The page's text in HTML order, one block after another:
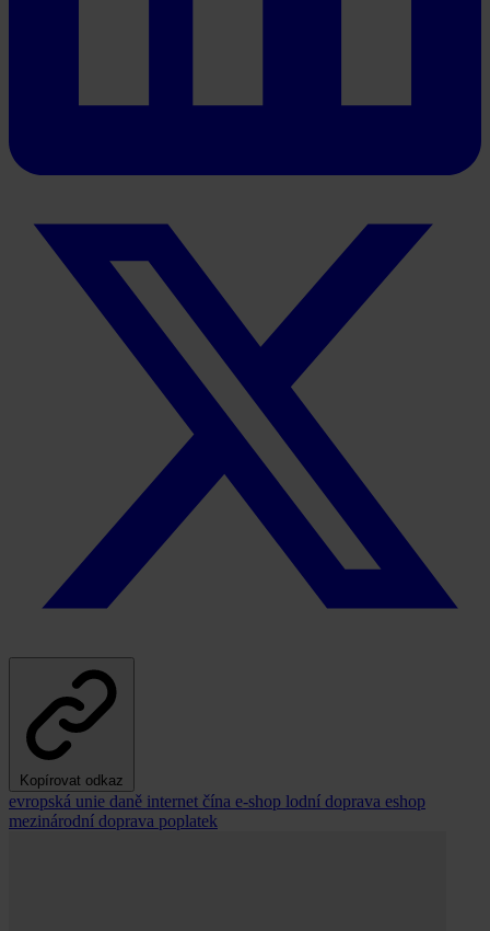
Kopírovat odkaz
evropská unie daně internet čína e-shop lodní doprava eshop
mezinárodní doprava poplatek